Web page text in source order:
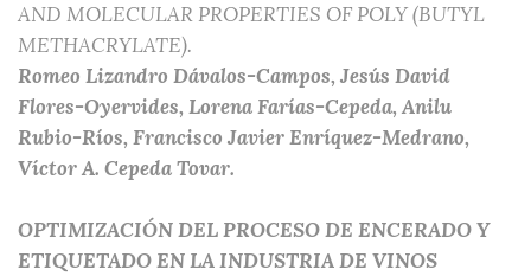
AND MOLECULAR PROPERTIES OF POLY (BUTYL
METHACRYLATE).
Romeo Lizandro Dávalos-Campos, Jesús David
Flores-Oyervides, Lorena Farías-Cepeda, Anilu
Rubio-Ríos, Francisco Javier Enríquez-Medrano,
Víctor A. Cepeda Tovar.
OPTIMIZACIÓN DEL PROCESO DE ENCERADO Y
ETIQUETADO EN LA INDUSTRIA DE VINOS